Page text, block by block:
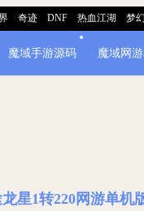
奇迹 DNF 热血江湖 梦
魔域手游源码 魔域网
星1转220网游单